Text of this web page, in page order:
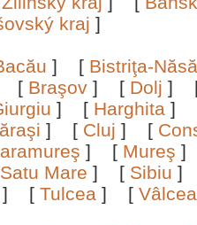
kraj ]
] [ Bistriţa-
[ Braşov ] [ Dolj ]
] [ Harghita ]
] [ Cluj ] [
] [ Mureş
Satu Mare ] [ Sibiu
] [ Tulcea ] [